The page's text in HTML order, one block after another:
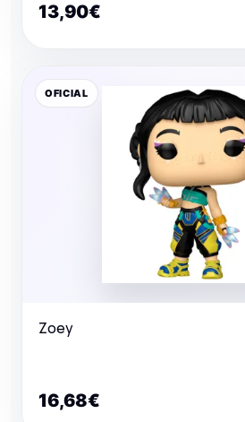
13,90€
OFICIAL
Zoey
16,68€